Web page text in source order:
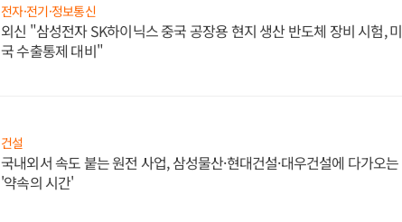
전자·전기·정보통신
외신 "삼성전자 SK하이닉스 중국 공장용 현지 생산 반도체 장비 시험, 미
국 수출통제 대비"
건설
국내외서 속도 붙는 원전 사업, 삼성물산·현대건설·대우건설에 다가오는
'약속의 시간'